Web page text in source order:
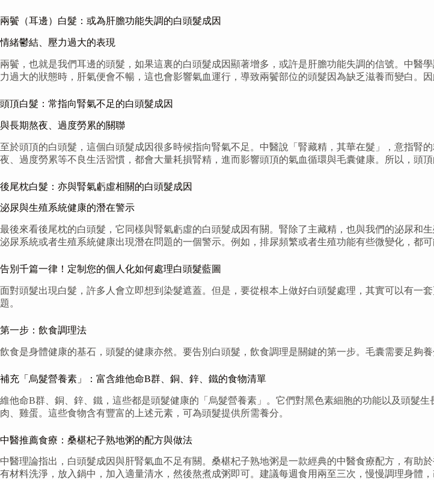
兩鬢（耳邊）白髮：或為肝膽功能失調的白頭髮成因
情緒鬱結、壓力過大的表現
兩鬢，也就是我們耳邊的頭髮，如果這裏的白頭髮成因顯著增多，或許是肝膽功能失調的信號。中
力過大的狀態時，肝氣便會不暢，這也會影響氣血運行，導致兩鬢部位的頭髮因為缺乏滋養而變白。
頭頂白髮：常指向腎氣不足的白頭髮成因
與長期熬夜、過度勞累的關聯
至於頭頂的白頭髮，這個白頭髮成因很多時候指向腎氣不足。中醫說「腎藏精，其華在髮」，意指腎
夜、過度勞累等不良生活習慣，都會大量耗損腎精，進而影響頭頂的氣血循環與毛囊健康。所以，頭
後尾枕白髮：亦與腎氣虧虛相關的白頭髮成因
泌尿與生殖系統健康的潛在警示
最後來看後尾枕的白頭髮，它同樣與腎氣虧虛的白頭髮成因有關。腎除了主藏精，也與我們的泌尿和
泌尿系統或者生殖系統健康出現潛在問題的一個警示。例如，排尿頻繁或者生殖功能有些微變化，都
告別千篇一律！定制您的個人化如何處理白頭髮藍圖
面對頭髮出現白髮，許多人會立即想到染髮遮蓋。但是，要從根本上做好白頭髮處理，其實可以有一
題。
第一步：飲食調理法
飲食是身體健康的基石，頭髮的健康亦然。要告別白頭髮，飲食調理是關鍵的第一步。毛囊需要足夠
補充「烏髮營養素」：富含維他命B群、銅、鋅、鐵的食物清單
維他命B群、銅、鋅、鐵，這些都是頭髮健康的「烏髮營養素」。它們對黑色素細胞的功能以及頭髮
肉、雞蛋。這些食物含有豐富的上述元素，可為頭髮提供所需養分。
中醫推薦食療：桑椹杞子熟地粥的配方與做法
中醫理論指出，白頭髮成因與肝腎氣血不足有關。桑椹杞子熟地粥是一款經典的中醫食療配方，有
有材料洗淨，放入鍋中，加入適量清水，然後熬煮成粥即可。建議每週食用兩至三次，慢慢調理身體，